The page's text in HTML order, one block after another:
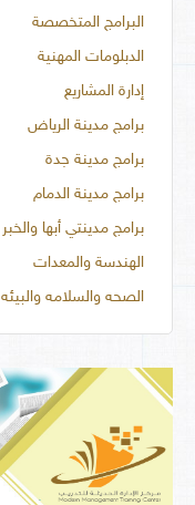
البرامج المتخصصة
الدبلومات المهنية
إدارة المشاريع
برامج مدينة الرياض
برامج مدينة جدة
برامج مدينة الدمام
برامج مدينتي أبها والخبر
الهندسة والمعدات
الصحه والسلامه والبيئه